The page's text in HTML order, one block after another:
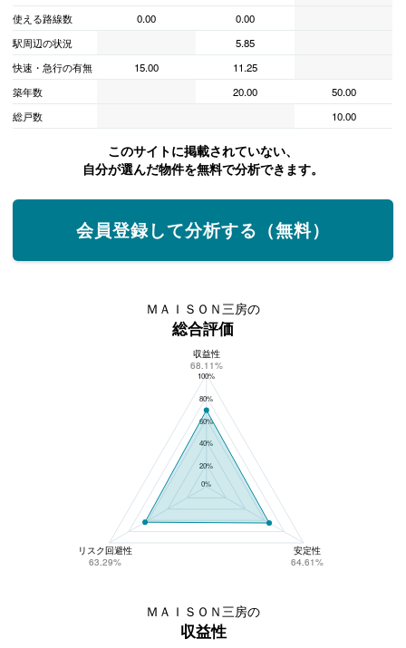
使える路線数
0.00
0.00
駅周辺の状況
5.85
快速・急行の有無
15.00
11.25
築年数
20.00
50.00
総戸数
10.00
このサイトに掲載されていない、
自分が選んだ物件を無料で分析できます。
会員登録して分析する（無料）
ＭＡＩＳＯＮ三房の
総合評価
ＭＡＩＳＯＮ三房の総合評価
100%
80%
60%
40%
20%
0%
収益性
68.11%
リスク回避性
63.29%
安定性
64.61%
ＭＡＩＳＯＮ三房の
収益性